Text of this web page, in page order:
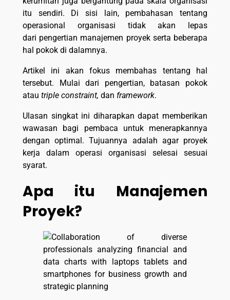
itu sendiri. Di sisi lain, pembahasan tentang
operasional organisasi tidak akan lepas
dari pengertian manajemen proyek serta beberapa
hal pokok di dalamnya.
Artikel ini akan fokus membahas tentang hal
tersebut. Mulai dari pengertian, batasan pokok
atau triple constraint, dan framework.
Ulasan singkat ini diharapkan dapat memberikan
wawasan bagi pembaca untuk menerapkannya
dengan optimal. Tujuannya adalah agar proyek
kerja dalam operasi organisasi selesai sesuai
syarat.
Apa itu Manajemen
Proyek?